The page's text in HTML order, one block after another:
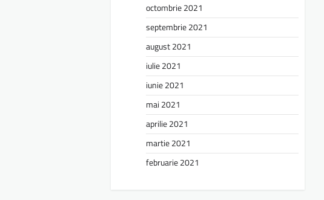
octombrie 2021
septembrie 2021
august 2021
iulie 2021
iunie 2021
mai 2021
aprilie 2021
martie 2021
februarie 2021